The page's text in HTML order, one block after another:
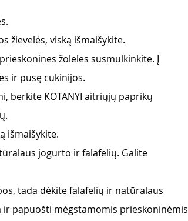
žievelės, viską išmaišykite.
žoleles susmulkinkite. Į
ir pusę cukinijos.
berkite KOTANYI aitriųjų paprikų
išmaišykite.
jogurto ir falafelių. Galite
tada dėkite falafelių ir natūralaus
papuošti mėgstamomis prieskoninėmis